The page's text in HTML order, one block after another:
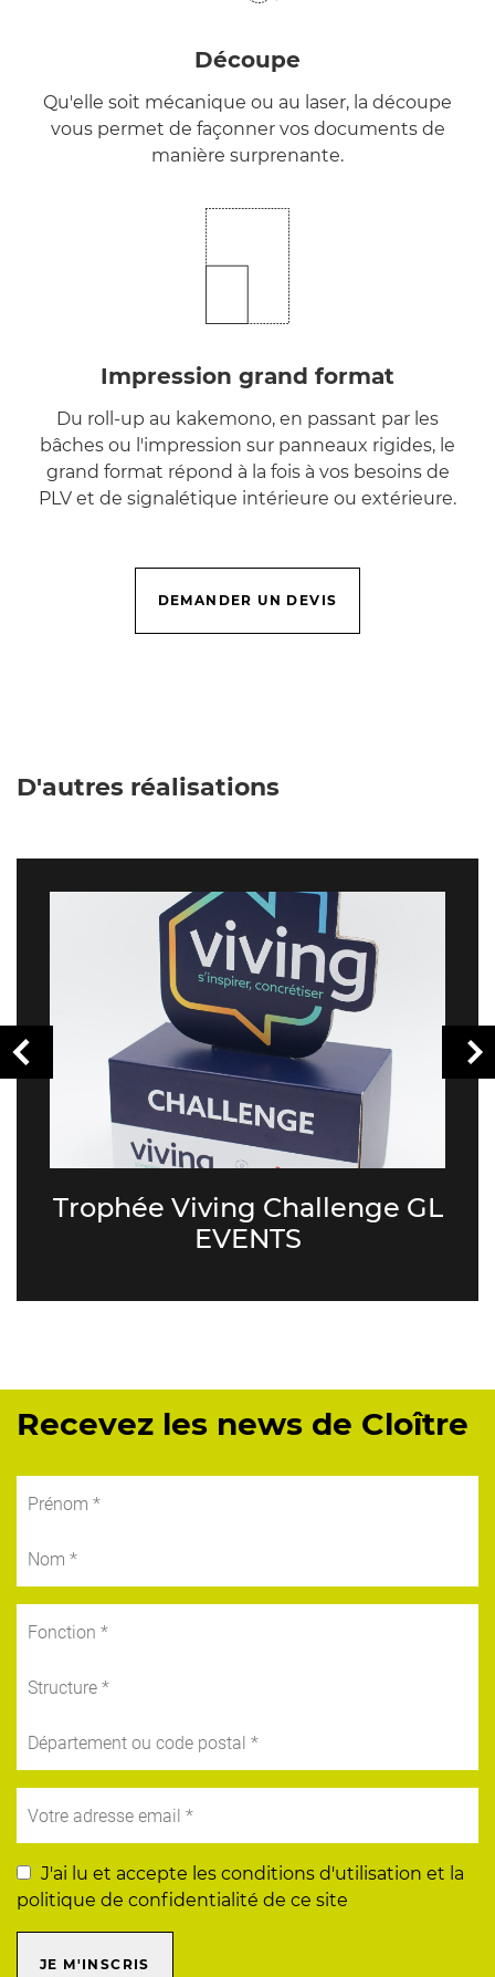
Découpe
Qu'elle soit mécanique ou au laser, la découpe
vous permet de façonner vos documents de
manière surprenante.
Impression grand format
Du roll-up au kakemono, en passant par les
bâches ou l'impression sur panneaux rigides, le
grand format répond à la fois à vos besoins de
PLV et de signalétique intérieure ou extérieure.
DEMANDER UN DEVIS
D'autres réalisations
Trophée Viving Challenge GL
EVENTS
Recevez les news de Cloître
J'ai lu et accepte les conditions d'utilisation et la
politique de confidentialité de ce site
JE M'INSCRIS